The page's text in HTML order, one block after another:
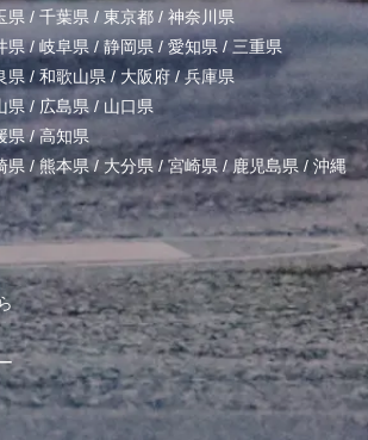
県 / 千葉県 / 東京都 / 神奈川県
県/岐阜県 / 静岡県 / 愛知県 / 三重県
県 / 和歌山県/ 大阪府 /兵庫県
県/ 広島県 / 山口県
県/高知県
県 /熊本県/ 大分県/宮崎県 /鹿児島県 / 沖縄